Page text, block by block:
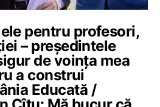
pentru profesori,
– președintele
de voința mea
a construi
Educată /